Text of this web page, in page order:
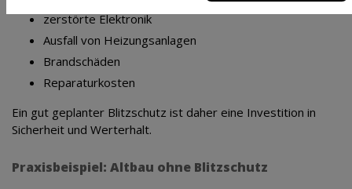
zerstörte Elektronik
Ausfall von Heizungsanlagen
Brandschäden
Reparaturkosten
Ein gut geplanter Blitzschutz ist daher eine Investition in
Sicherheit und Werterhalt.
Praxisbeispiel: Altbau ohne Blitzschutz